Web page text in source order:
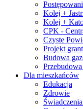
Kolej +
Kolej +
CPK -
Czyste
Projekt
Budowa
Dla mieszkańców
Edukacja
Zdrowie